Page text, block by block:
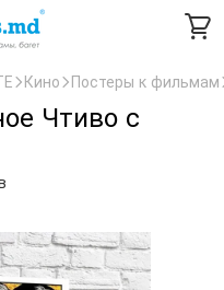
Кино Постеры к фильмам
Чтиво с